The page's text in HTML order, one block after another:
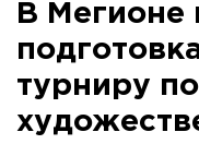
В Мегионе
турниру по